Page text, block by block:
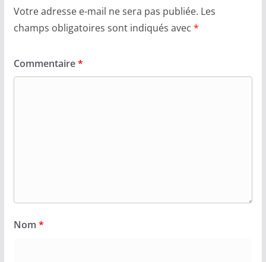
Votre adresse e-mail ne sera pas publiée. Les
champs obligatoires sont indiqués avec *
Commentaire*
Nom *